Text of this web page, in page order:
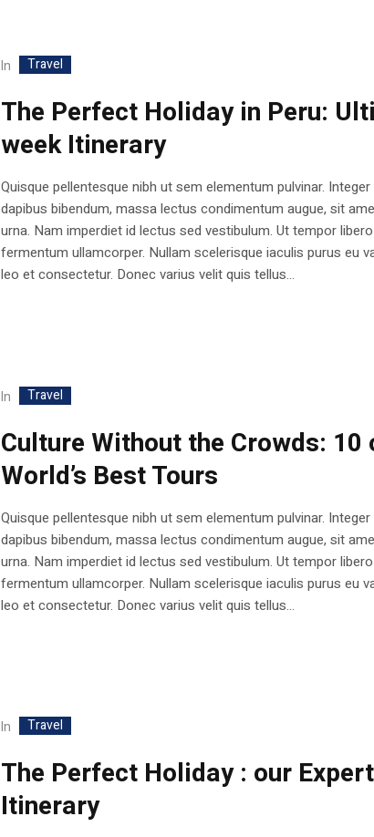
In Travel
The Perfect Holiday in Peru:
week Itinerary
Quisque pellentesque nibh ut sem elementum pulvinar.
dapibus bibendum, massa lectus condimentum augue, sit
urna. Nam imperdiet id lectus sed vestibulum. Ut tempor
fermentum ullamcorper. Nullam scelerisque iaculis purus eu
leo et consectetur. Donec varius velit quis tellus...
In Travel
Culture Without the Crowds: 10
World’s Best Tours
Quisque pellentesque nibh ut sem elementum pulvinar.
dapibus bibendum, massa lectus condimentum augue, sit
urna. Nam imperdiet id lectus sed vestibulum. Ut tempor
fermentum ullamcorper. Nullam scelerisque iaculis purus eu
leo et consectetur. Donec varius velit quis tellus...
In Travel
The Perfect Holiday : our
Itinerary